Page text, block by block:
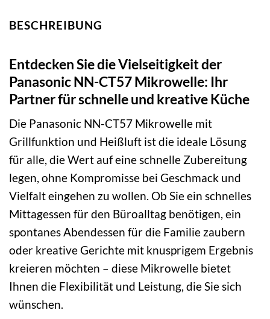
BESCHREIBUNG
Entdecken Sie die Vielseitigkeit der
Panasonic NN-CT57 Mikrowelle: Ihr
Partner für schnelle und kreative Küche
Die Panasonic NN-CT57 Mikrowelle mit
Grillfunktion und Heißluft ist die ideale Lösung
für alle, die Wert auf eine schnelle Zubereitung
legen, ohne Kompromisse bei Geschmack und
Vielfalt eingehen zu wollen. Ob Sie ein schnelles
Mittagessen für den Büroalltag benötigen, ein
spontanes Abendessen für die Familie zaubern
oder kreative Gerichte mit knusprigem Ergebnis
kreieren möchten – diese Mikrowelle bietet
Ihnen die Flexibilität und Leistung, die Sie sich
wünschen.